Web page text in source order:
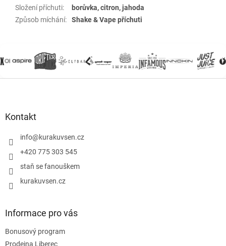
Složení příchuti:
borůvka, citron, jahoda
Způsob míchání: Shake & Vape příchuti
Kontakt
info@kurakuvsen.cz
+420 775 303 545
staň se fanouškem
kurakuvsen.cz
Informace pro vás
Bonusový program
Prodejna Liberec